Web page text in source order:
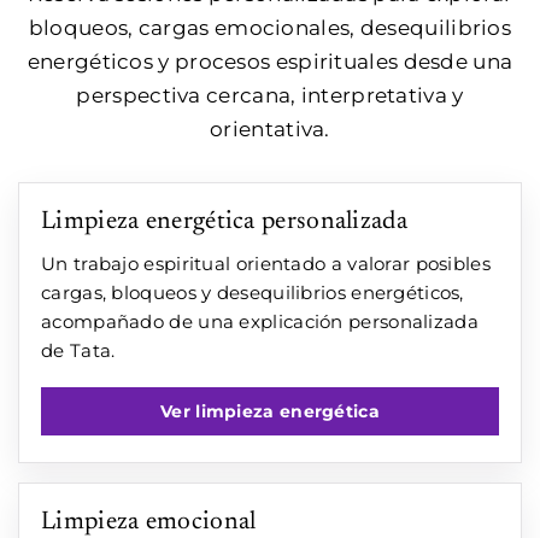
bloqueos, cargas emocionales, desequilibrios
energéticos y procesos espirituales desde una
perspectiva cercana, interpretativa y
orientativa.
Limpieza energética personalizada
Un trabajo espiritual orientado a valorar posibles
cargas, bloqueos y desequilibrios energéticos,
acompañado de una explicación personalizada
de Tata.
Ver limpieza energética
Limpieza emocional